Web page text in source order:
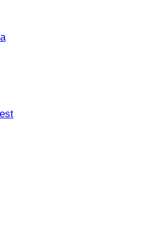
kako je nastajala
i izdržljivije preklopne